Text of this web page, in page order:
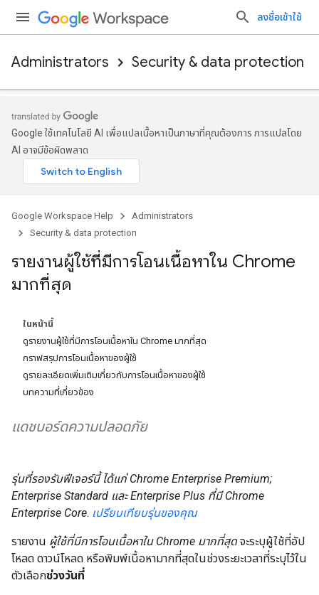
ลงชื่อเข้าใช้
Administrators Security & data protection
Google ใช้เทคโนโลยี AI เพื่อแปลเนื้อหาเป็นภาษาที่คุณต้องการ การแปลโดย
AI อาจมีข้อผิดพลาด
Google Workspace Help
Administrators
Security & data protection
รายงานผู้ใช้ที่มีการโอนเนื้อหาใน Chrome
มากที่สุด
ในหน้านี้
ดูรายงานผู้ใช้ที่มีการโอนเนื้อหาใน Chrome มากที่สุด
กราฟสรุปการโอนเนื้อหาของผู้ใช้
ดูรายละเอียดเพิ่มเติมเกี่ยวกับการโอนเนื้อหาของผู้ใช้
บทความที่เกี่ยวข้อง
แดชบอร์ดความปลอดภัย
รุ่นที่รองรับฟีเจอร์นี้ ได้แก่ Chrome Enterprise Premium;
Enterprise Standard และ Enterprise Plus ที่มี Chrome
Enterprise Core. เปรียบเทียบรุ่นของคุณ
รายงาน ผู้ใช้ที่มีการโอนเนื้อหาใน Chrome มากที่สุดจะระบุผู้ใช้ที่อัป
โหลด ดาวน์โหลด หรือพิมพ์เนื้อหามากที่สุดในช่วงระยะเวลาที่ระบุไว้ใน
ตัวเลือกช่วงวันที่